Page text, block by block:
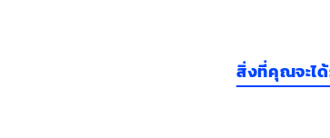
สิ่งที่คุณจะไ